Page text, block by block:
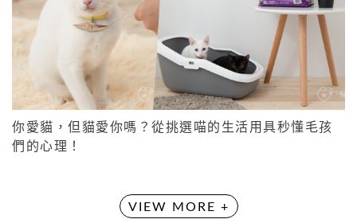
你愛貓，但貓愛你嗎？從挑選喵的生活用具秒懂毛孩
們的心理！
VIEW MORE +